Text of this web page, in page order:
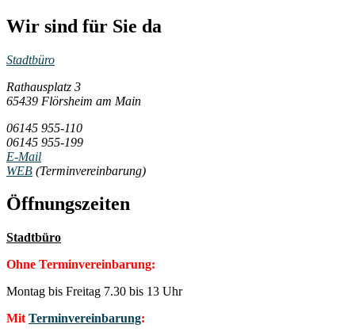
Wir sind für Sie da
Stadtbüro
Rathausplatz 3
65439 Flörsheim am Main
06145 955-110
06145 955-199
E-Mail
WEB (Terminvereinbarung)
Öffnungszeiten
Stadtbüro
Ohne Terminvereinbarung:
Montag bis Freitag 7.30 bis 13 Uhr
Mit Terminvereinbarung: